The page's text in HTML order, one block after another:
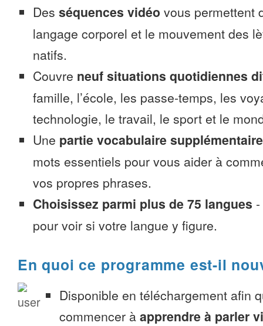
Des séquences vidéo vous permettent
langage corporel et le mouvement des
natifs.
Couvre neuf situations quotidiennes
famille, l’école, les passe-temps, les
technologie, le travail, le sport et le
Une partie vocabulaire supplémentaire
mots essentiels pour vous aider à
vos propres phrases.
Choisissez parmi plus de 75 langues -
pour voir si votre langue y figure.
En quoi ce programme est-il
Disponible en téléchargement afin
commencer à apprendre à parler